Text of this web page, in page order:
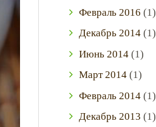
2
Февраль 2016 (1)
Декабрь 2014(1)
Июнь 2014(1)
Март2014(1)
Февраль 2014(1)
Декабрь 2013 (1)